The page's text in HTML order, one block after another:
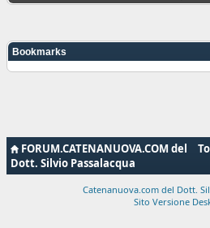
Bookmarks
FORUM.CATENANUOVA.COM del
Dott. Silvio Passalacqua
Catenanuova.com del Dott.
Sito Versione